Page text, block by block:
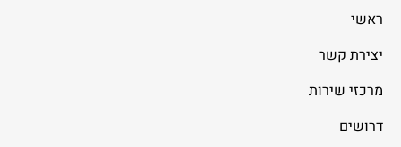
ראשי
יצירת קשר
מרכזי שירות
דרושים